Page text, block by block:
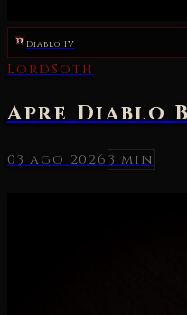
Diablo IV
03 ago 20263 min